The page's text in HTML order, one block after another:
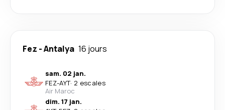
Fez -Antalya 16 jours
sam. 02 jan.
FEZ-AYT· 2 escales
Air Maroc
dim. 17 jan.